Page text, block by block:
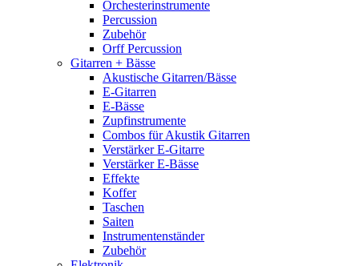
Orchesterinstrumente
Percussion
Zubehör
Orff Percussion
Gitarren + Bässe
Akustische Gitarren/Bässe
E-Gitarren
E-Bässe
Zupfinstrumente
Combos für Akustik Gitarren
Verstärker E-Gitarre
Verstärker E-Bässe
Effekte
Koffer
Taschen
Saiten
Instrumentenständer
Zubehör